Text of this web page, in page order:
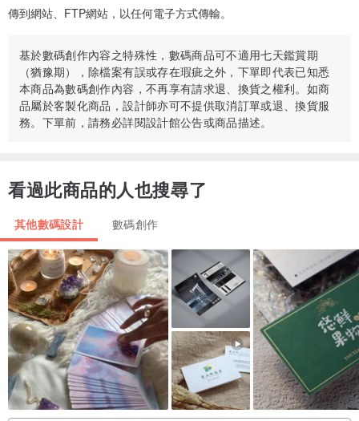
傳到網站、FTP網站，以任何電子方式傳輸。
基於數碼創作內容之特殊性，數碼商品可不適用七天鑑賞期
（猶豫期），除檔案有誤或存在瑕疵之外，下單即代表已知悉
本商品為數碼創作內容，不再享有請求退、換貨之權利。如商
品屬於客製化商品，設計師亦可不提供取消訂單或退、換貨服
務。下單前，請務必詳閱設計館公告或商品描述。
看過此商品的人也搜尋了
其他數碼設計 數碼創作